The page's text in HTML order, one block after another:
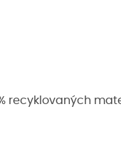
recyklovaných